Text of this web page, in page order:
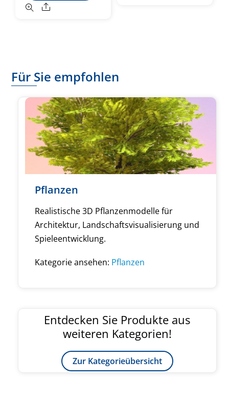
Share
Für Sie empfohlen
Pflanzen
Realistische 3D Pflanzenmodelle für
Architektur, Landschaftsvisualisierung und
Spieleentwicklung.
Kategorie ansehen: Pflanzen
Entdecken Sie Produkte aus
weiteren Kategorien!
Zur Kategorieübersicht